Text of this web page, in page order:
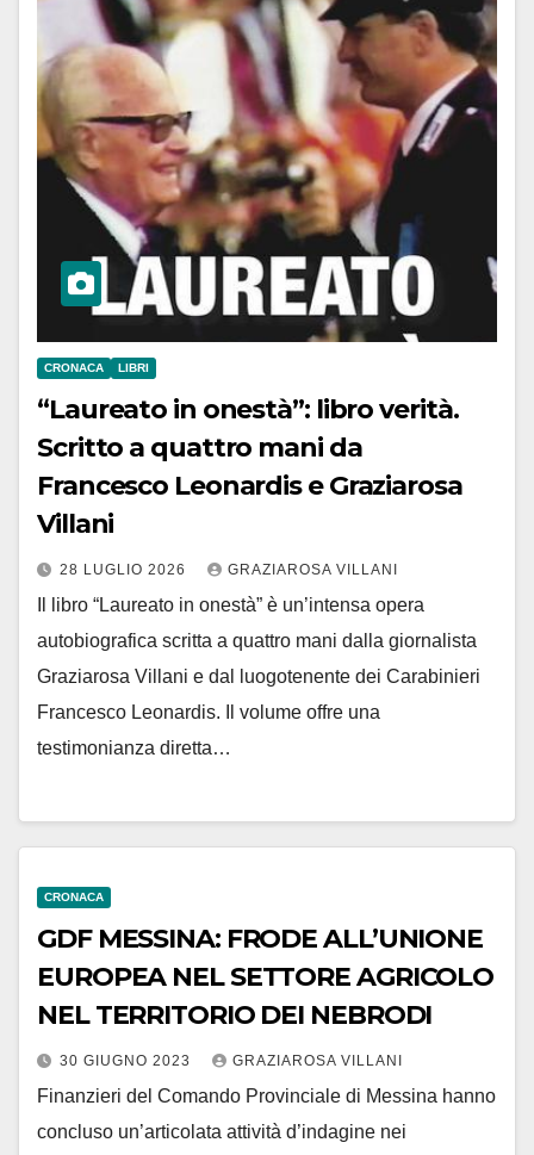
CRONACA LIBRI
“Laureato in onestà”: libro verità.
Scritto a quattro mani da
Francesco Leonardis e Graziarosa
Villani
28 LUGLIO 2026 GRAZIAROSA VILLANI
Il libro “Laureato in onestà” è un’intensa opera
autobiografica scritta a quattro mani dalla giornalista
Graziarosa Villani e dal luogotenente dei Carabinieri
Francesco Leonardis. Il volume offre una
testimonianza diretta…
CRONACA
GDF MESSINA: FRODE ALL’UNIONE
EUROPEA NEL SETTORE AGRICOLO
NEL TERRITORIO DEI NEBRODI
30 GIUGNO 2023 GRAZIAROSA VILLANI
Finanzieri del Comando Provinciale di Messina hanno
concluso un’articolata attività d’indagine nei